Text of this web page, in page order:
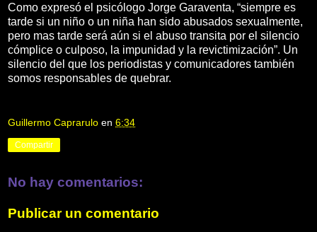
Como expresó el psicólogo Jorge Garaventa, “siempre es
tarde si un niño o un niña han sido abusados sexualmente,
pero mas tarde será aún si el abuso transita por el silencio
cómplice o culposo, la impunidad y la revictimización”. Un
silencio del que los periodistas y comunicadores también
somos responsables de quebrar.
Guillermo Caprarulo en 6:34
Compartir
No hay comentarios:
Publicar un comentario